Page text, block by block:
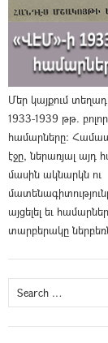
Մեր կայքում
1933-1939 թթ.
համարները։
էջը, ներառյալ այդ
մասին ակնարկն ու
այցելել եւ
տարբերակը
Search
for: